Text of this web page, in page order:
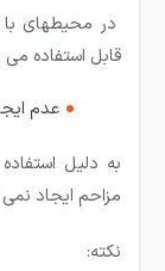
در محیطهای با
قابل استفاده می
عدم
به دلیل
مزاحم ایجاد
نکته: